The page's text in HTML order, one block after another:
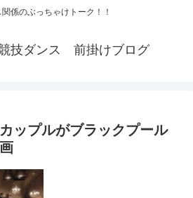
係のぶっちゃけトーク！！
技ダンス 前掛けブログ
ップルがブラックプール